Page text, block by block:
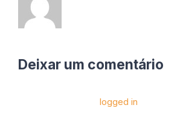
Deixar um comentário
logged in